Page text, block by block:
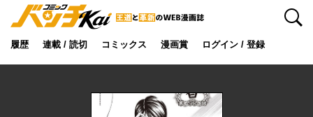
履歴 連載 / 読切 コミックス 漫画賞 ログイン / 登録
検索